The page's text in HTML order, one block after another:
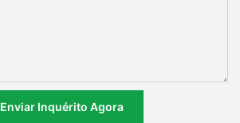
Enviar Inquérito Agora